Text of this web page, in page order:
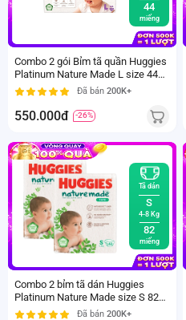
44
miếng
Combo 2 gói Bỉm tã quần Huggies
Platinum Nature Made L size 44
miếng (9-14kg)Đã bán 200K+
550.000đ -26%
Tã dán
S
4-8 Kg
82
miếng
Combo 2 bỉm tã dán Huggies
Platinum Nature Made size S 82
miếng (4-8kg) (giao bao bì ngẫu
Đã bán 200K+